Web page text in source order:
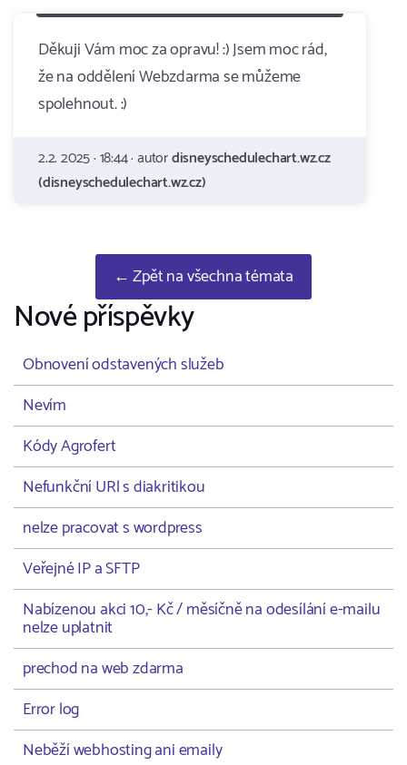
Děkuji Vám moc za opravu! :) Jsem moc rád,
že na oddělení Webzdarma se můžeme
spolehnout. :)
2.2. 2025 · 18:44 · autordisneyschedulechart.wz.cz
(disneyschedulechart.wz.cz)
← Zpět na všechna témata
Nové příspěvky
Obnovení odstavených služeb
Nevím
Kódy Agrofert
Nefunkční URl s diakritikou
nelze pracovat s wordpress
Veřejné IP a SFTP
Nabízenou akci 10,- Kč / měsíčně na odesílání e-mailu
nelze uplatnit
prechod na web zdarma
Error log
Neběží webhosting ani emaily